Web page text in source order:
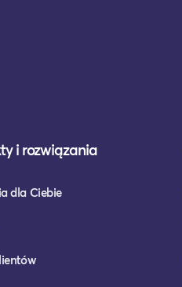
i rozwiązania
dla Ciebie